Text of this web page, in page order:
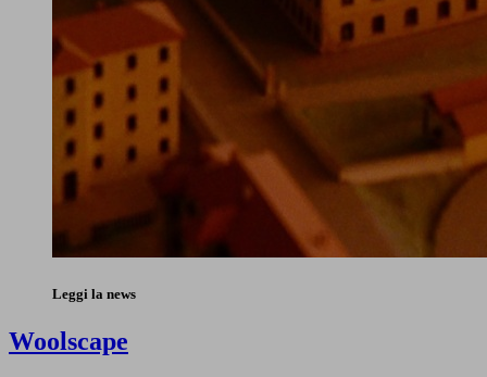
Leggi la news
Woolscape